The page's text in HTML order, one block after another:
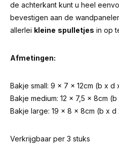
de achterkant kunt u heel
bevestigen aan de
allerlei kleine spulletjes in op
Afmetingen:
Bakje small: 9 x 7 x 12cm (b x d
Bakje medium: 12 x 7,5 x 8cm
Bakje large: 19 x 8 x 8cm (b x d
Verkrijgbaar per 3 stuks